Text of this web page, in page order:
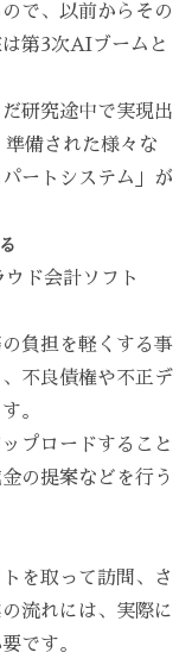
で、以前からその
第3次AIブームと
研究途中で実現出
備された様々な
ートシステム」が
ド会計ソフト
負担を軽くする事
不良債権や不正デ
。
プロードすること
の提案などを行う
を取って訪問、さ
流れには、実際に
です。